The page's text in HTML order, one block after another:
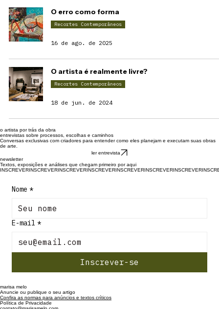
O erro como forma
Recortes Contemporâneos
16 de ago. de 2025
O artista é realmente livre?
Recortes Contemporâneos
18 de jun. de 2024
o artista por trás da obra
entrevistas sobre processos, escolhas e caminhos
Conversas exclusivas com criadores para entender como eles planejam e executam suas obras
de arte.
ler entrevista
newsletter
Textos, exposições e análises que chegam primeiro por aqui
INSCREVER
Nome *
E-mail *
Inscrever-se
marisa melo
Anuncie ou publique o seu artigo
Confira as normas para anúncios e textos críticos
Política de Privacidade